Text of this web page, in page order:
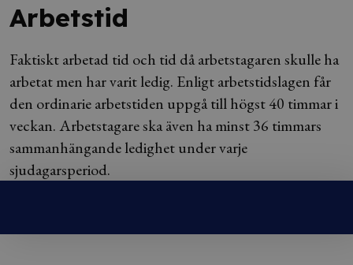
Arbetstid
Faktiskt arbetad tid och tid då arbetstagaren skulle ha
arbetat men har varit ledig. Enligt arbetstidslagen får
den ordinarie arbetstiden uppgå till högst 40 timmar i
veckan. Arbetstagare ska även ha minst 36 timmars
sammanhängande ledighet under varje
sjudagarsperiod.